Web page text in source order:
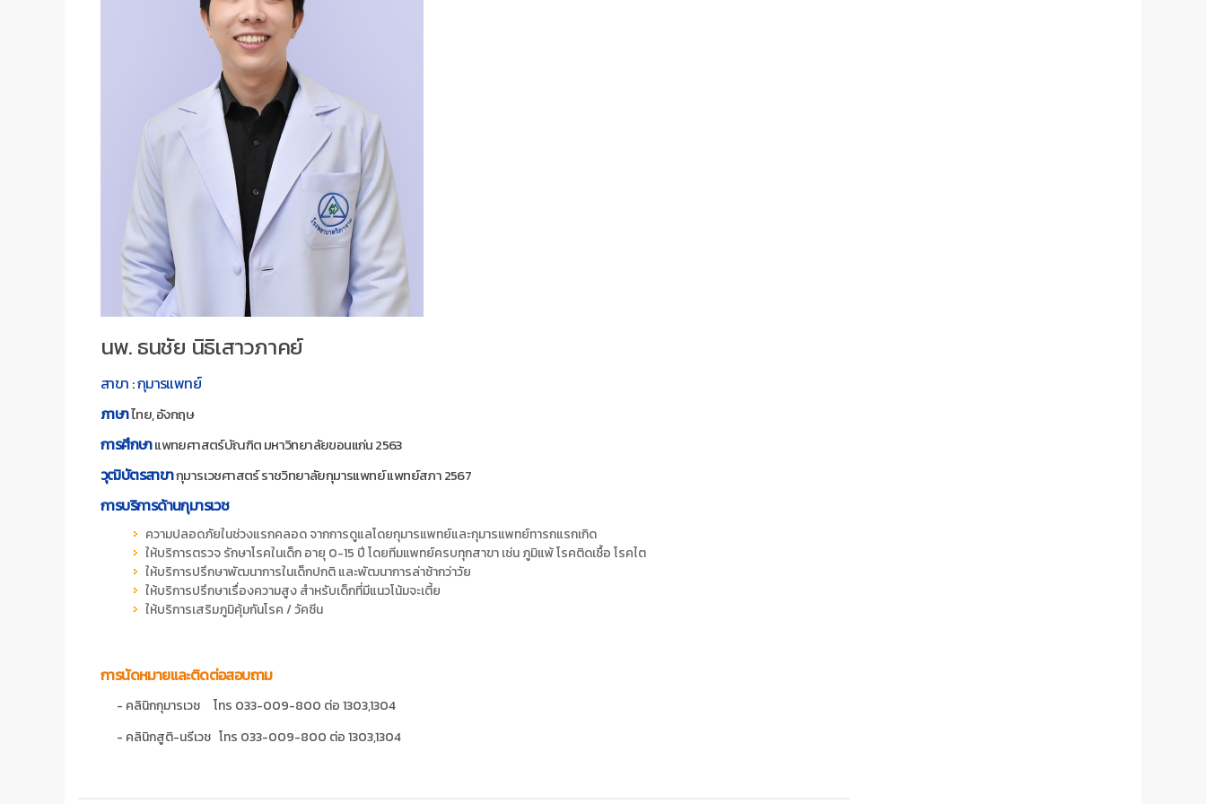
นพ. ธนชัย นิธิเสาวภาคย์
สาขา : กุมารแพทย์
ภาษาไทย, อังกฤษ
การศึกษาแพทยศาสตร์บัณฑิต มหาวิทยาลัยขอนแก่น 2563
วุฒิบัตรสาขากุมารเวชศาสตร์ ราชวิทยาลัยกุมารแพทย์ แพทย์สภา 2567
การบริการด้านกุมารเวช
ความปลอดภัยในช่วงแรกคลอด จากการดูแลโดยกุมารแพทย์และกุมารแพทย์ทารกแรกเกิด
ให้บริการตรวจ รักษาโรคในเด็ก อายุ 0-15 ปี โดยทีมแพทย์ครบทุกสาขา เช่น ภูมิแพ้ โรคติดเชื้อ โรคไต
ให้บริการปรึกษาพัฒนาการในเด็กปกติ และพัฒนาการล่าช้ากว่าวัย
ให้บริการปรึกษาเรื่องความสูง สำหรับเด็กที่มีแนวโน้มจะเตี้ย
ให้บริการเสริมภูมิคุ้มกันโรค / วัคซีน
การนัดหมายและติดต่อสอบถาม
- คลินิกกุมารเวช โทร 033-009-800 ต่อ 1303,1304
- คลินิกสูติ-นรีเวช โทร 033-009-800 ต่อ 1303,1304